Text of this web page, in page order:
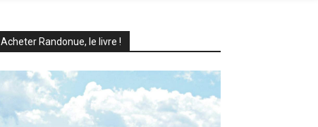
Acheter Randonue, le livre !